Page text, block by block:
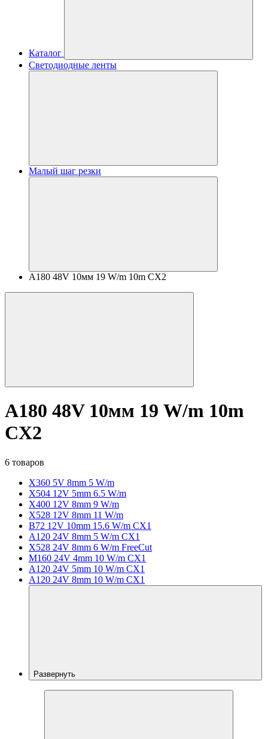
Каталог
Светодиодные ленты
Малый шаг резки
A180 48V 10мм 19 W/m 10m CX2
A180 48V 10мм 19 W/m 10m
CX2
6 товаров
X360 5V 8mm 5 W/m
X504 12V 5mm 6.5 W/m
X400 12V 8mm 9 W/m
X528 12V 8mm 11 W/m
B72 12V 10mm 15.6 W/m CX1
A120 24V 8mm 5 W/m CX1
X528 24V 8mm 6 W/m FreeCut
M160 24V 4mm 10 W/m CX1
A120 24V 5mm 10 W/m CX1
A120 24V 8mm 10 W/m CX1
Развернуть